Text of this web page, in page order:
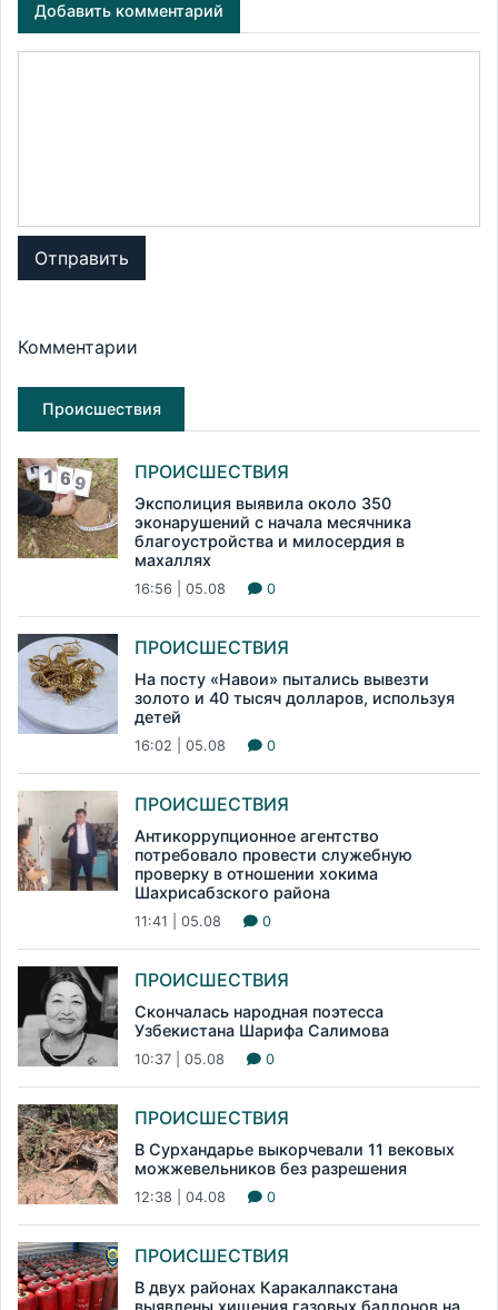
Добавить комментарий
Отправить
Комментарии
Происшествия
ПРОИСШЕСТВИЯ
Эксполиция выявила около 350
эконарушений с начала месячника
благоустройства и милосердия в
махаллях
16:56 | 05.08 0
ПРОИСШЕСТВИЯ
На посту «Навои» пытались вывезти
золото и 40 тысяч долларов, используя
детей
16:02 | 05.08 0
ПРОИСШЕСТВИЯ
Антикоррупционное агентство
потребовало провести служебную
проверку в отношении хокима
Шахрисабзского района
11:41 | 05.08 0
ПРОИСШЕСТВИЯ
Скончалась народная поэтесса
Узбекистана Шарифа Салимова
10:37 | 05.08 0
ПРОИСШЕСТВИЯ
В Сурхандарье выкорчевали 11 вековых
можжевельников без разрешения
12:38 | 04.08 0
ПРОИСШЕСТВИЯ
В двух районах Каракалпакстана
выявлены хищения газовых баллонов на